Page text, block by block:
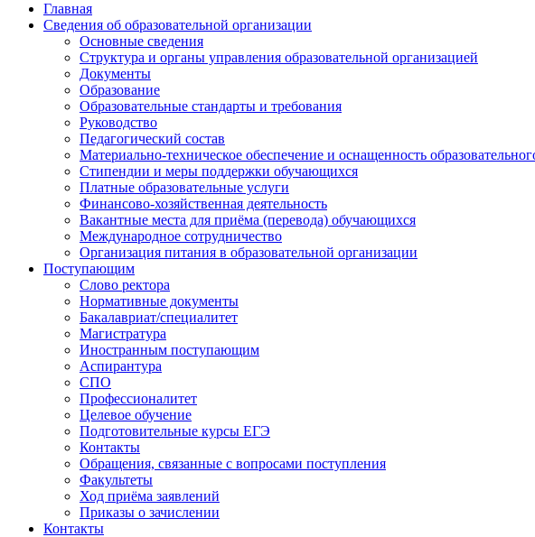
Главная
Сведения об образовательной организации
Основные сведения
Структура и органы управления образовательной организацией
Документы
Образование
Образовательные стандарты и требования
Руководство
Педагогический состав
Материально-техническое обеспечение и оснащенность
Стипендии и меры поддержки обучающихся
Платные образовательные услуги
Финансово-хозяйственная деятельность
Вакантные места для приёма (перевода) обучающихся
Международное сотрудничество
Организация питания в образовательной организации
Поступающим
Слово ректора
Нормативные документы
Бакалавриат/специалитет
Магистратура
Иностранным поступающим
Аспирантура
СПО
Профессионалитет
Целевое обучение
Подготовительные курсы ЕГЭ
Контакты
Обращения, связанные с вопросами поступления
Факультеты
Ход приёма заявлений
Приказы о зачислении
Контакты